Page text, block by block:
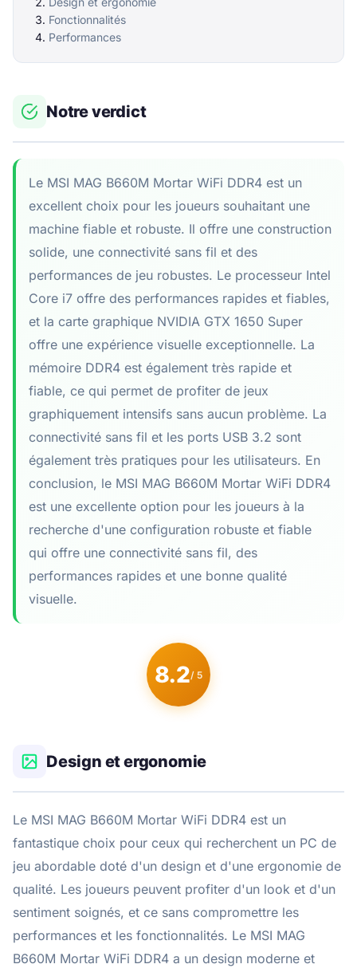
Fonctionnalités
Performances
Notre verdict
Le MSI MAG B660M Mortar WiFi DDR4 est un
excellent choix pour les joueurs souhaitant une
machine fiable et robuste. Il offre une construction
solide, une connectivité sans fil et des
performances de jeu robustes. Le processeur Intel
Core i7 offre des performances rapides et fiables,
et la carte graphique NVIDIA GTX 1650 Super
offre une expérience visuelle exceptionnelle. La
mémoire DDR4 est également très rapide et
fiable, ce qui permet de profiter de jeux
graphiquement intensifs sans aucun problème. La
connectivité sans fil et les ports USB 3.2 sont
également très pratiques pour les utilisateurs. En
conclusion, le MSI MAG B660M Mortar WiFi DDR4
est une excellente option pour les joueurs à la
recherche d'une configuration robuste et fiable
qui offre une connectivité sans fil, des
performances rapides et une bonne qualité
visuelle.
8.2/ 5
Design et ergonomie
Le MSI MAG B660M Mortar WiFi DDR4 est un
fantastique choix pour ceux qui recherchent un PC de
jeu abordable doté d'un design et d'une ergonomie de
qualité. Les joueurs peuvent profiter d'un look et d'un
sentiment soignés, et ce sans compromettre les
performances et les fonctionnalités. Le MSI MAG
B660M Mortar WiFi DDR4 a un design moderne et